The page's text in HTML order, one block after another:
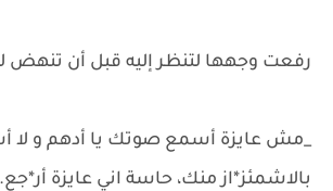
رفعت وجهها لتنظر إليه قبل أن تنهض
_مش عايزة أسمع صوتك يا أدهم و لا
بالاشمئز*از منك، حاسة اني عايزة